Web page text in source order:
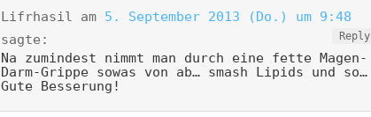
Lifrhasil am 5. September 2013 (Do.) um 9:48
sagte:
Reply
Na zumindest nimmt man durch eine fette Magen-
Darm-Grippe sowas von ab… smash Lipids und so…
Gute Besserung!